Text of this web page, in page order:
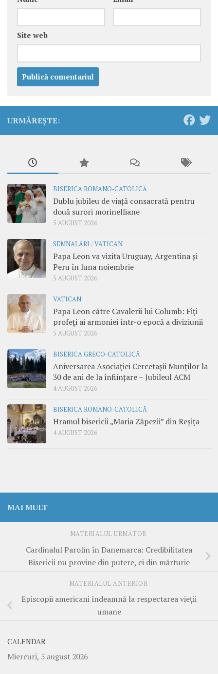
Site web
URMĂREȘTE:
BISERICA ROMANO-CATOLICĂ
Dublu jubileu de viață consacrată pentru
două surori morinelliane
5 AUGUST 2026
SEMNALĂRI /VATICAN
Papa Leon va vizita Uruguay, Argentina și
Peru în luna noiembrie
5 AUGUST 2026
VATICAN
Papa Leon către Cavalerii lui Columb: Fiți
profeți ai armoniei într-o epocă a diviziunii
5 AUGUST 2026
BISERICA GRECO-CATOLICĂ
Aniversarea Asociației Cercetașii Munților la
30 de ani de la înființare – Jubileul ACM
4 AUGUST 2026
BISERICA ROMANO-CATOLICĂ
Hramul bisericii „Maria Zăpezii” din Reșița
4 AUGUST 2026
MAI MULT
MATERIALUL URMĂTOR
Cardinalul Parolin în Danemarca: Credibilitatea
Bisericii nu provine din putere, ci din mărturie
MATERIALUL ANTERIOR
Episcopii americani îndeamnă la respectarea vieții
umane
CALENDAR
Miercuri, 5 august 2026